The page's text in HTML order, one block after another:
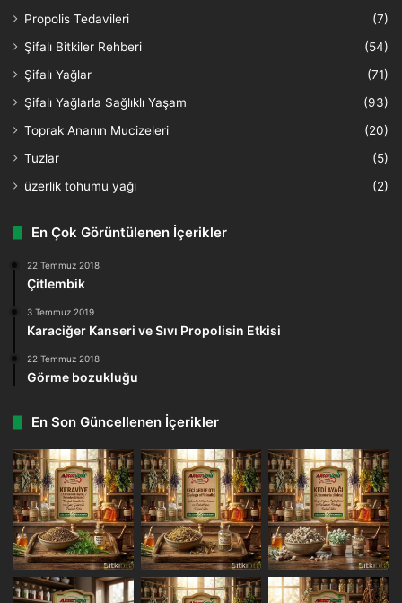
Propolis Tedavileri
(7)
Şifalı Bitkiler Rehberi
(54)
Şifalı Yağlar
(71)
Şifalı Yağlarla Sağlıklı Yaşam
(93)
Toprak Ananın Mucizeleri
(20)
Tuzlar
(5)
üzerlik tohumu yağı
(2)
En Çok Görüntülenen İçerikler
22 Temmuz 2018
Çitlembik
3 Temmuz 2019
Karaciğer Kanseri ve Sıvı Propolisin Etkisi
22 Temmuz 2018
Görme bozukluğu
En Son Güncellenen İçerikler